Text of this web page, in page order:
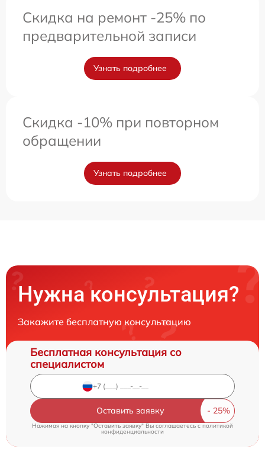
Скидка на ремонт -25% по
предварительной записи
Узнать подробнее
Скидка -10% при повторном
обращении
Узнать подробнее
Нужна консультация?
Закажите бесплатную консультацию
Бесплатная консультация со
специалистом
Оставить заявку
Нажимая на кнопку "Оставить заявку" Вы соглашаетесь cполитикой
конфиденциальности